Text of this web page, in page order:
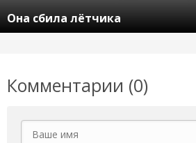
Она сбила лётчика
Комментарии (0)